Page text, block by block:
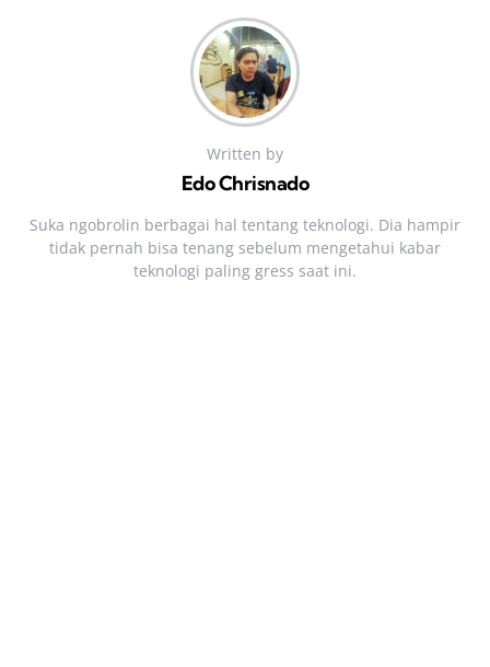
Written by
Edo Chrisnado
Suka ngobrolin berbagai hal tentang teknologi. Dia hampir
tidak pernah bisa tenang sebelum mengetahui kabar
teknologi paling gress saat ini.